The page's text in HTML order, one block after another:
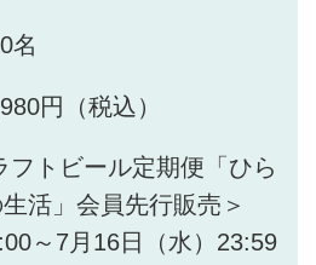
名
円（税込）
トビール定期便「ひら
活」会員先行販売＞
～7月16日（水）23:59